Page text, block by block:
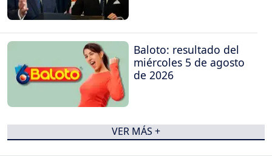
Baloto: resultado del
miércoles 5 de agosto
de 2026
VER MÁS +